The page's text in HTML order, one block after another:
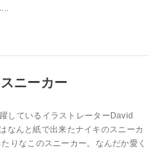
ニーカー
しているイラストレーターDavid
なんと紙で出来たナイキのスニーカ
りなこのスニーカー。なんだか愛く